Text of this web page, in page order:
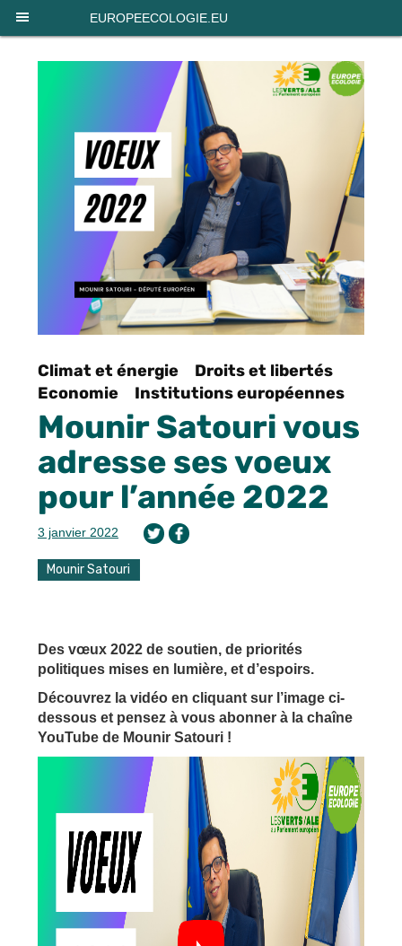
EUROPEECOLOGIE.EU
Climat et énergie
Droits et libertés
Economie
Institutions européennes
Mounir Satouri vous
adresse ses voeux
pour l’année 2022
3 janvier 2022
Mounir Satouri
Des vœux 2022 de soutien, de priorités
politiques mises en lumière, et d’espoirs.
Découvrez la vidéo en cliquant sur l’image ci-
dessous et pensez à vous abonner à la chaîne
YouTube de Mounir Satouri !